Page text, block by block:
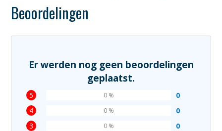
Beoordelingen
Er werden nog geen beoordelingen
geplaatst.
5 0
0 %
4 0
0 %
3 0
0 %